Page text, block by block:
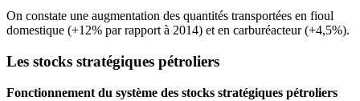
On constate une augmentation des quantités transportées en fioul
domestique (+12% par rapport à 2014) et en carburéacteur (+4,5%).
Les stocks stratégiques pétroliers
Fonctionnement du système des stocks stratégiques pétroliers